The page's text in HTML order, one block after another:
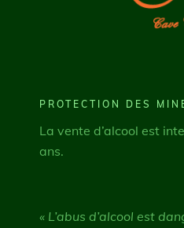
PROTECTION DES
La vente d’alcool est
ans.
« L’abus d’alcool est